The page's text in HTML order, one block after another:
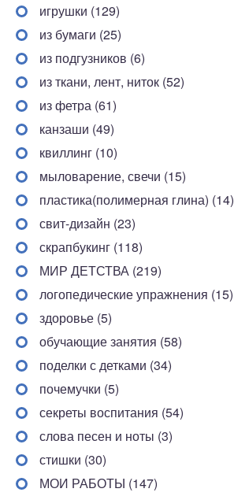
игрушки (129)
из бумаги (25)
из подгузников (6)
из ткани, лент, ниток (52)
из фетра (61)
канзаши (49)
квиллинг (10)
мыловарение, свечи (15)
пластика(полимерная глина) (14)
свит-дизайн (23)
скрапбукинг (118)
МИР ДЕТСТВА (219)
логопедические упражнения (15)
здоровье (5)
обучающие занятия (58)
поделки с детками (34)
почемучки (5)
секреты воспитания (54)
слова песен и ноты (3)
стишки (30)
МОИ РАБОТЫ (147)